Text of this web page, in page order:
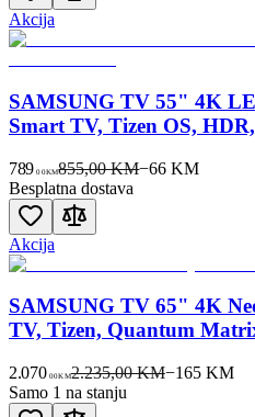
Akcija
SAMSUNG TV 55" 4K
Smart TV, Tizen OS,
789 00KM855,00 KM−66 KM
Besplatna dostava
Akcija
SAMSUNG TV 65" 4K
TV, Tizen, Quantum
2.070 00KM2.235,00 KM−165KM
Samo 1 na stanju